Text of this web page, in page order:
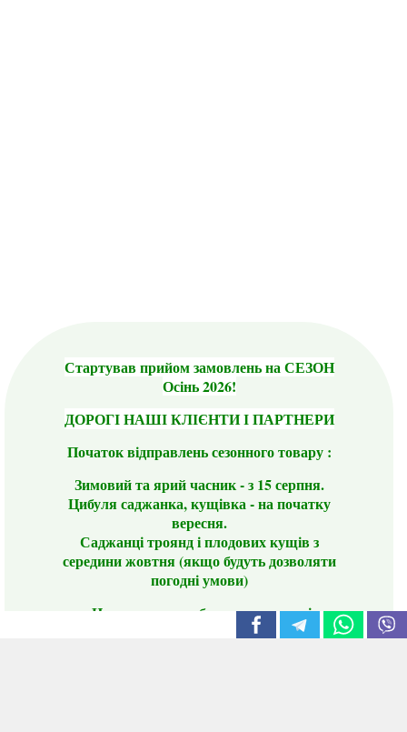
Стартував прийом замовлень на СЕЗОН
Осінь 2026!
ДОРОГІ НАШІ КЛІЄНТИ І ПАРТНЕРИ
Початок відправлень сезонного товару :
Зимовий та ярий часник - з 15 серпня.
Цибуля саджанка, кущівка - на початку
вересня.
Саджанці троянд і плодових кущів з
середини жовтня (якщо будуть дозволяти
погодні умови)
Цього сезону ви будете задоволені
традиційно гарним асортиментом цибулі